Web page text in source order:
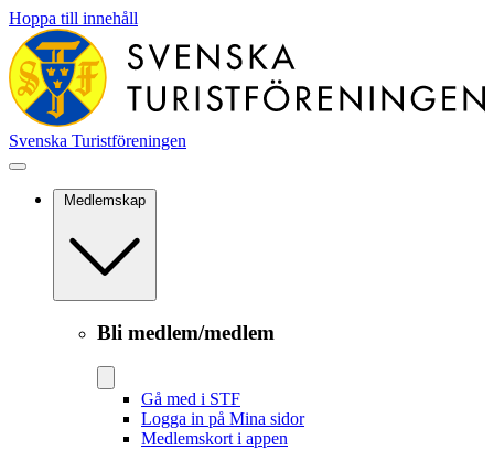
Hoppa till innehåll
Svenska Turistföreningen
Medlemskap
Bli medlem/medlem
Gå med i STF
Logga in på Mina sidor
Medlemskort i appen